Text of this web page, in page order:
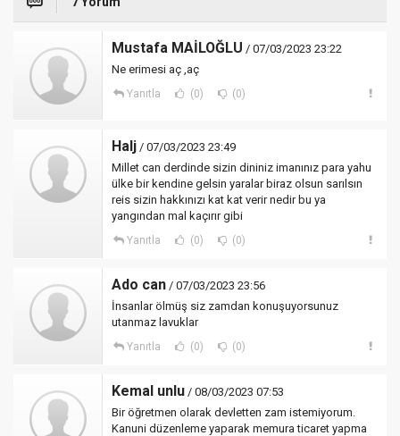
Mustafa MAİLOĞLU / 07/03/2023 23:22
Ne erimesi aç ,aç
Yanıtla (0) (0)
Halj / 07/03/2023 23:49
Millet can derdinde sizin dininiz imanınız para yahu
ülke bir kendine gelsin yaralar biraz olsun sarılsın
reis sizin hakkınızı kat kat verir nedir bu ya
yangından mal kaçırır gibi
Yanıtla (0) (0)
Ado can / 07/03/2023 23:56
İnsanlar ölmüş siz zamdan konuşuyorsunuz
utanmaz lavuklar
Yanıtla (0) (0)
Kemal unlu / 08/03/2023 07:53
Bir öğretmen olarak devletten zam istemiyorum.
Kanuni düzenleme yaparak memura ticaret yapma